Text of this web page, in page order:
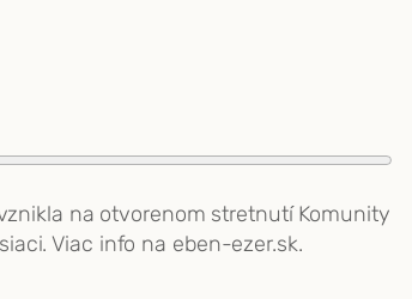
na otvorenom stretnutí Komunity
Viac info na eben-ezer.sk.